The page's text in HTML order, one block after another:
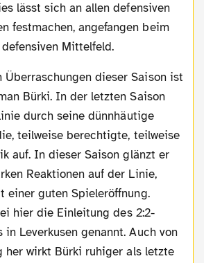
lässt sich an allen defensiven
festmachen, angefangen beim
Mittelfeld.
Bürki. In der letzten Saison
durch seine dünnhäutige
teilweise berechtigte, teilweise
auf. In dieser Saison glänzt er
Reaktionen auf der Linie,
einer guten Spieleröffnung.
hier die Einleitung des 2:2-
Leverkusen genannt. Auch von
her wirkt Bürki ruhiger als letzte